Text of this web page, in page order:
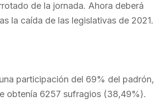
de la jornada. Ahora deberá
la caída de las legislativas de 2021.
participación del 69% del padrón,
obtenía 6257 sufragios (38,49%).